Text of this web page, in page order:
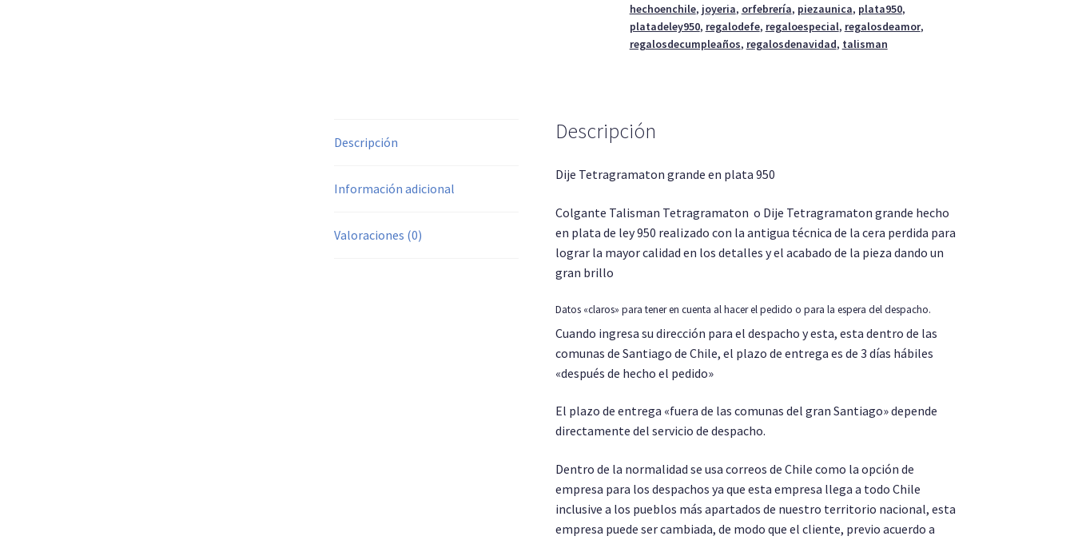
hechoenchile, joyeria, orfebrería, piezaunica, plata950,
platadeley950, regalodefe, regaloespecial, regalosdeamor,
regalosdecumpleaños, regalosdenavidad, talisman
Descripción
Información adicional
Valoraciones (0)
Descripción
Dije Tetragramaton grande en plata 950
Colgante Talisman Tetragramaton o Dije Tetragramaton grande hecho
en plata de ley 950 realizado con la antigua técnica de la cera perdida para
lograr la mayor calidad en los detalles y el acabado de la pieza dando un
gran brillo
Datos «claros» para tener en cuenta al hacer el pedido o para la espera del despacho.
Cuando ingresa su dirección para el despacho y esta, esta dentro de las
comunas de Santiago de Chile, el plazo de entrega es de 3 días hábiles
«después de hecho el pedido»
El plazo de entrega «fuera de las comunas del gran Santiago» depende
directamente del servicio de despacho.
Dentro de la normalidad se usa correos de Chile como la opción de
empresa para los despachos ya que esta empresa llega a todo Chile
inclusive a los pueblos más apartados de nuestro territorio nacional, esta
empresa puede ser cambiada, de modo que el cliente, previo acuerdo a